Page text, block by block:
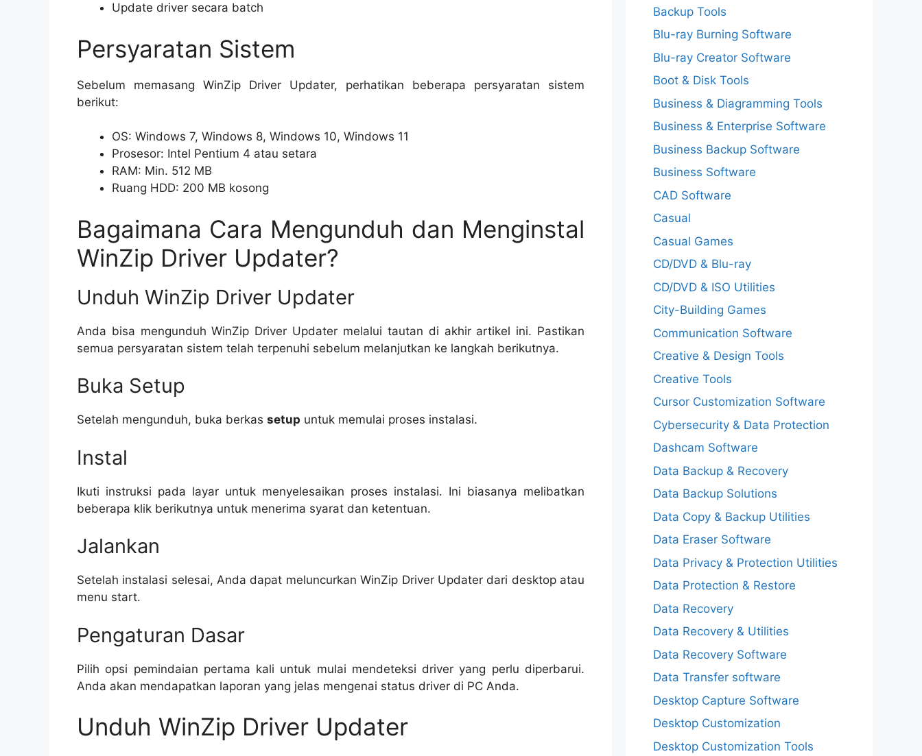
Update driver secara batch
Persyaratan Sistem
Sebelum memasang WinZip Driver Updater, perhatikan beberapa persyaratan sistem
berikut:
OS: Windows 7, Windows 8, Windows 10, Windows 11
Prosesor: Intel Pentium 4 atau setara
RAM: Min. 512 MB
Ruang HDD: 200 MB kosong
Bagaimana Cara Mengunduh dan Menginstal
WinZip Driver Updater?
Unduh WinZip Driver Updater
Anda bisa mengunduh WinZip Driver Updater melalui tautan di akhir artikel ini. Pastikan
semua persyaratan sistem telah terpenuhi sebelum melanjutkan ke langkah berikutnya.
Buka Setup
Setelah mengunduh, buka berkas setup untuk memulai proses instalasi.
Instal
Ikuti instruksi pada layar untuk menyelesaikan proses instalasi. Ini biasanya melibatkan
beberapa klik berikutnya untuk menerima syarat dan ketentuan.
Jalankan
Setelah instalasi selesai, Anda dapat meluncurkan WinZip Driver Updater dari desktop atau
menu start.
Pengaturan Dasar
Pilih opsi pemindaian pertama kali untuk mulai mendeteksi driver yang perlu diperbarui.
Anda akan mendapatkan laporan yang jelas mengenai status driver di PC Anda.
Unduh WinZip Driver Updater
Backup Tools
Blu-ray Burning Software
Blu-ray Creator Software
Boot & Disk Tools
Business & Diagramming Tools
Business & Enterprise Software
Business Backup Software
Business Software
CAD Software
Casual
Casual Games
CD/DVD & Blu-ray
CD/DVD & ISO Utilities
City-Building Games
Communication Software
Creative & Design Tools
Creative Tools
Cursor Customization Software
Cybersecurity & Data Protection
Dashcam Software
Data Backup & Recovery
Data Backup Solutions
Data Copy & Backup Utilities
Data Eraser Software
Data Privacy & Protection Utilities
Data Protection & Restore
Data Recovery
Data Recovery & Utilities
Data Recovery Software
Data Transfer software
Desktop Capture Software
Desktop Customization
Desktop Customization Tools